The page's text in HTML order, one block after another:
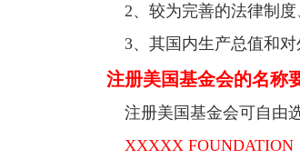
2、较为完善的法律制
3、其国内生产总值和
注册美国基金会的名称
注册美国基金会可自由
XXXXX FOUNDATION